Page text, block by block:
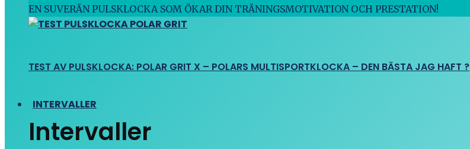
EN SUVERÄN PULSKLOCKA SOM ÖKAR DIN TRÄNINGSMOTIVATION OCH PRESTATION!
TEST AV PULSKLOCKA: POLAR GRIT X – POLARS MULTISPORTKLOCKA – DEN BÄSTA JAG HAFT ?
INTERVALLER
Intervaller